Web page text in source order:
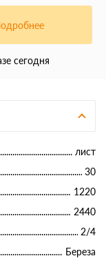
сегодня
лист
30
1220
2440
2/4
Береза